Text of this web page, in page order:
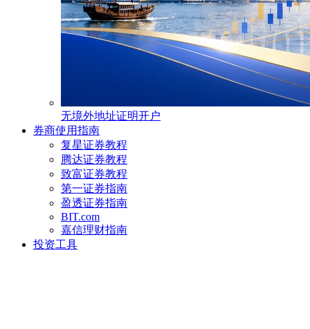
无境外地址证明开户
券商使用指南
复星证券教程
腾达证券教程
致富证券教程
第一证券指南
盈透证券指南
BIT.com
嘉信理财指南
投资工具